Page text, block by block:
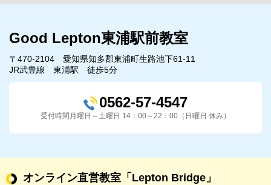
Good Lepton東浦駅前教室
〒470-2104 愛知県知多郡東浦町生路池下61-11
JR武豊線 東浦駅 徒歩5分
0562-57-4547
受付時間月曜日～土曜日 14：00～22：00（日曜日 休み）
オンライン直営教室 「Lepton Bridge」